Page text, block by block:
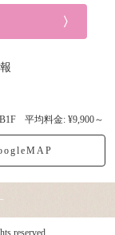
平均料金: ¥9,900～
reserved.